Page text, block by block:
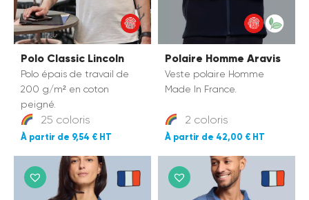
Polo Classic Lincoln
Polo épais de travail de
200 g/m² en coton
peigné.
25 coloris
9,54 €
Polaire Homme Aravis
Veste polaire Homme
Made In France.
2 coloris
42,00 €